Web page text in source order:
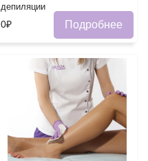
депиляции
0₽ Подробнее